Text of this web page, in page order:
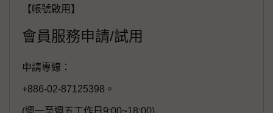
【帳號啟用】
會員服務申請/試用
申請專線：
+886-02-87125398。